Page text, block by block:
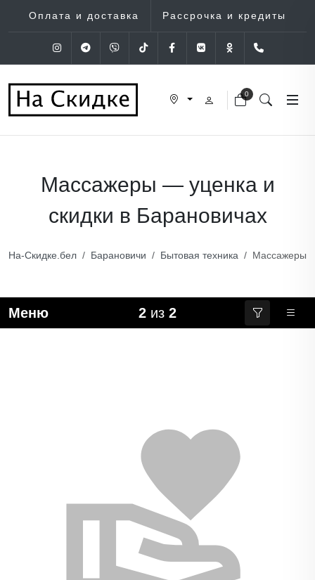
Оплата и доставка Рассрочка и кредиты
InstagramTelegram
Viber Tik-Tok Facebook
VK OK
0
Массажеры — уценка и
скидки в Барановичах
На-Скидке.бел Барановичи Бытовая техника Массажеры
Меню 2 из 2